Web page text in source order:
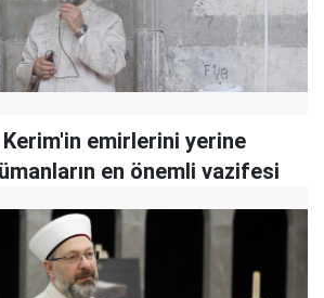
Kerim'in emirlerini yerine
en önemli vazifesi